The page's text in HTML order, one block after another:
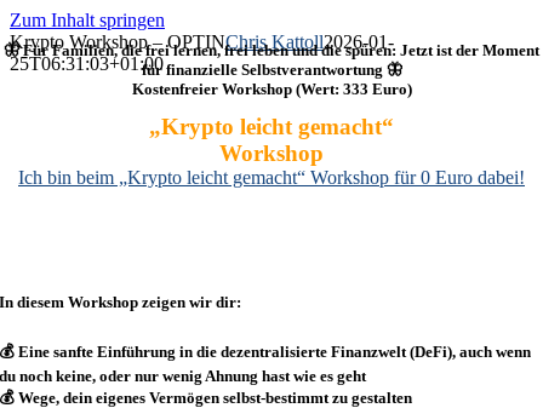
Zum Inhalt springen
Krypto Workshop – OPTINChris Kattoll2026-01-
25T06:31:03+01:00
🦋 Für Familien, die frei lernen, frei leben und die spüren: Jetzt ist der Moment
für finanzielle Selbstverantwortung 🦋
Kostenfreier Workshop (Wert: 333 Euro)
„Krypto leicht gemacht“
Workshop
Ich bin beim „Krypto leicht gemacht“ Workshop für 0 Euro dabei!
In diesem Workshop zeigen wir dir:
💰 Eine sanfte Einführung in die dezentralisierte Finanzwelt (DeFi), auch wenn
du noch keine, oder nur wenig Ahnung hast wie es geht
💰 Wege, dein eigenes Vermögen selbst-bestimmt zu gestalten